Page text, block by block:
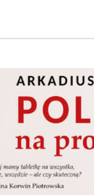
bo w Polsce
od
przy programie
Agencją
my! dla TVN, przez siedem
prostu w TVP 1. Ma na
TV oraz Teraz ja! dla Nowa
mów nikomu, za który
W 2021 roku wspólnie z
z szamba, a w
nie chcę żyć?. Na YouTubie